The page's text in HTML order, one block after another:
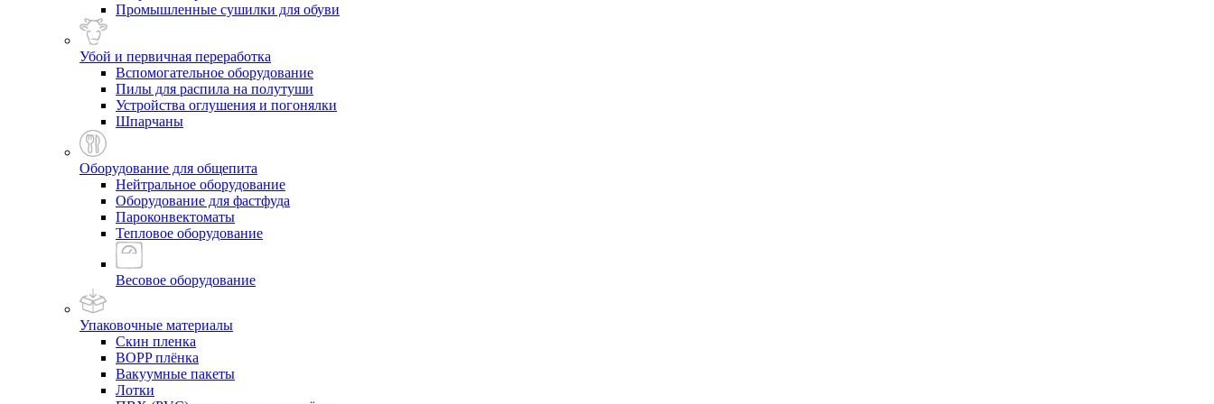
Промышленные сушилки для обуви
Убой и первичная переработка
Вспомогательное оборудование
Пилы для распила на полутуши
Устройства оглушения и погонялки
Шпарчаны
Оборудование для общепита
Нейтральное оборудование
Оборудование для фастфуда
Пароконвектоматы
Тепловое оборудование
Весовое оборудование
Упаковочные материалы
Скин пленка
BOPP плёнка
Вакуумные пакеты
Лотки